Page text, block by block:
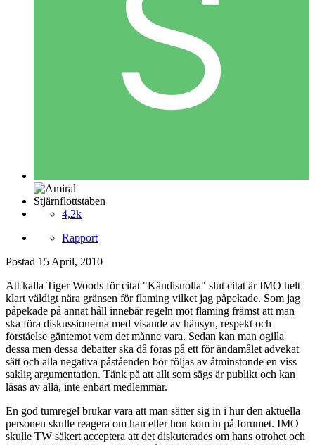
Stjärnflottstaben
4,2k
Rapport
Postad 15 April, 2010
Att kalla Tiger Woods för citat "Kändisnolla" slut citat är IMO helt
klart väldigt nära gränsen för flaming vilket jag påpekade. Som jag
påpekade på annat håll innebär regeln mot flaming främst att man
ska föra diskussionerna med visande av hänsyn, respekt och
förståelse gäntemot vem det månne vara. Sedan kan man ogilla
dessa men dessa debatter ska då föras på ett för ändamålet advekat
sätt och alla negativa påståenden bör följas av åtminstonde en viss
saklig argumentation. Tänk på att allt som sägs är publikt och kan
läsas av alla, inte enbart medlemmar.
En god tumregel brukar vara att man sätter sig in i hur den aktuella
personen skulle reagera om han eller hon kom in på forumet. IMO
skulle TW säkert acceptera att det diskuterades om hans otrohet och